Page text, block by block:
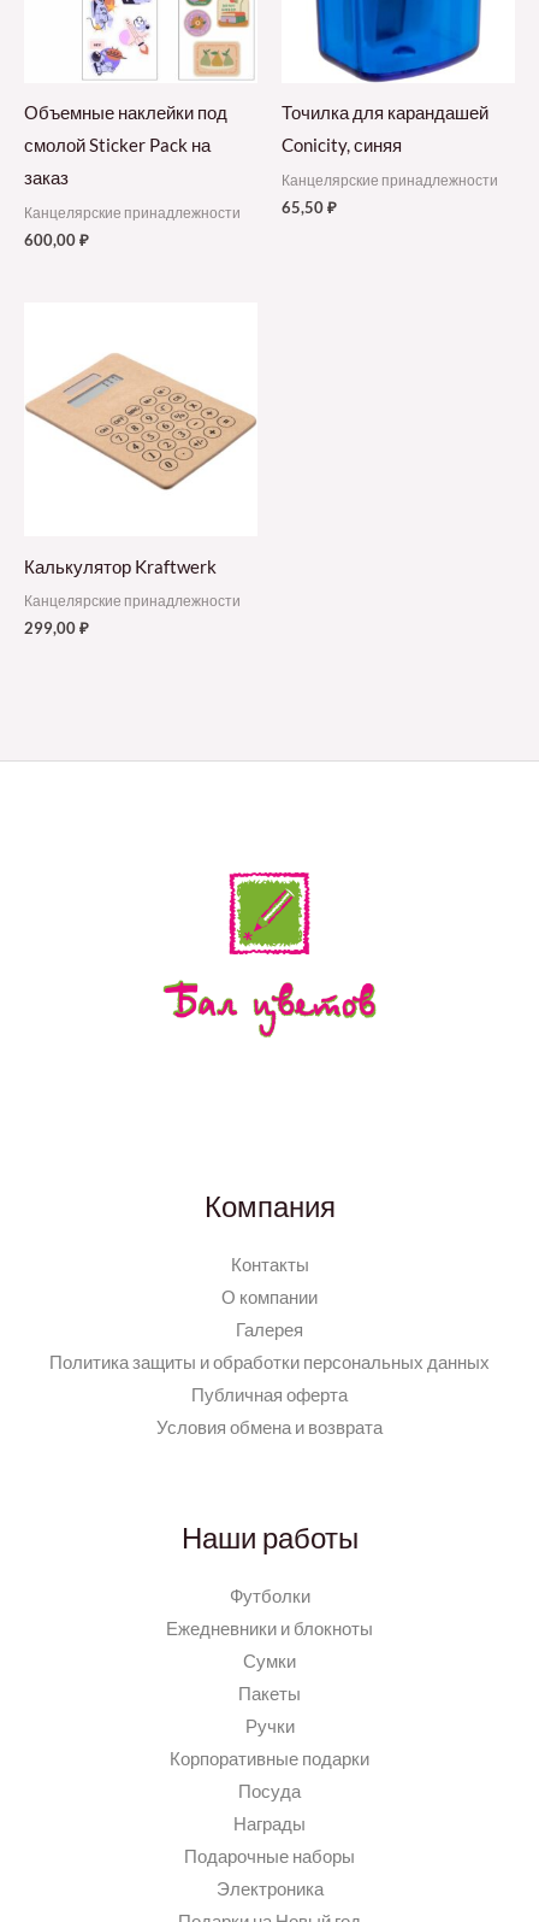
Объемные наклейки под
смолой Sticker Pack на
заказ
Канцелярские принадлежности
600,00₽
Точилка для карандашей
Conicity, синяя
Канцелярские принадлежности
65,50₽
Калькулятор Kraftwerk
Канцелярские принадлежности
299,00₽
Компания
Контакты
О компании
Галерея
Политика защиты и обработки персональных данных
Публичная оферта
Условия обмена и возврата
Наши работы
Футболки
Ежедневники и блокноты
Сумки
Пакеты
Ручки
Корпоративные подарки
Посуда
Награды
Подарочные наборы
Электроника